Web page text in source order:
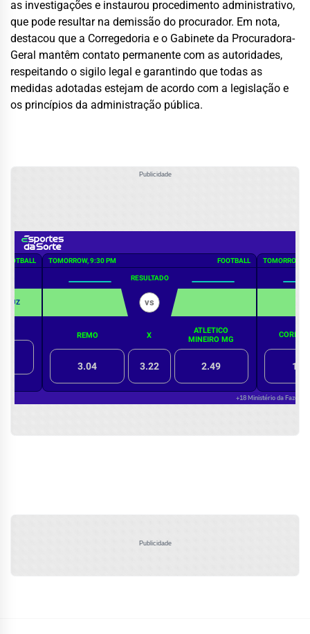
as investigações e instaurou procedimento administrativo,
que pode resultar na demissão do procurador. Em nota,
destacou que a Corregedoria e o Gabinete da Procuradora-
Geral mantêm contato permanente com as autoridades,
respeitando o sigilo legal e garantindo que todas as
medidas adotadas estejam de acordo com a legislação e
os princípios da administração pública.
Publicidade
Publicidade